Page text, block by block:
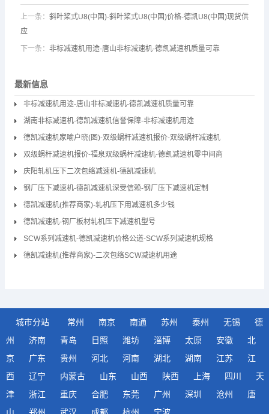
上一条： 斜叶桨式U8(中国)-斜叶桨式U8(中国)价格-德凯U8(中国)现货供
应
下一条： 非标减速机用途-唐山非标减速机-德凯减速机质量可靠
最新信息
非标减速机用途-唐山非标减速机-德凯减速机质量可靠
湖南非标减速机-德凯减速机信誉保障-非标减速机用途
德凯减速机家喻户晓(图)-双级蜗杆减速机报价-双级蜗杆减速机
双级蜗杆减速机报价-福泉双级蜗杆减速机-德凯减速机零中间商
庆阳轧机压下二次包络减速机-德凯减速机
钢厂压下减速机-德凯减速机深受信赖-钢厂压下减速机定制
德凯减速机(推荐商家)-轧机压下用减速机多少钱
德凯减速机-钢厂板材轧机压下减速机型号
SCW系列减速机-德凯减速机价格公道-SCW系列减速机规格
德凯减速机(推荐商家)-二次包络SCW减速机用途
城市分站 常州 南京 南通 苏州 泰州 无锡
德
州
济南 青岛 日照 潍坊 淄博 太原 安徽
北
京
广东 贵州 河北 河南 湖北 湖南 江苏
江
西
辽宁 内蒙古 山东 山西 陕西 上海 四川
天
津
浙江 重庆 合肥 东莞 广州 深圳 沧州
唐
山
郑州 武汉 成都 杭州 宁波